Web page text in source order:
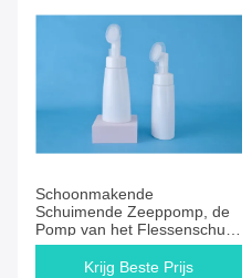
Schoonmakende
Schuimende Zeeppomp, de
Pomp van het Flessenschuim
met Siliconeborstel
Krijg Beste Prijs